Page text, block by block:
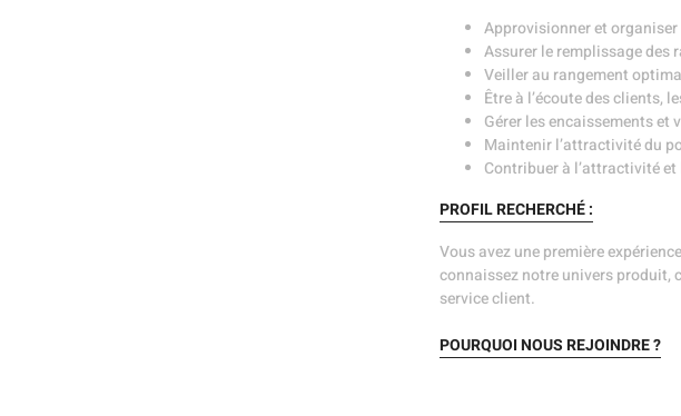
Approvisionner et
Assurer le remplissage des
Veiller au rangement
Être à l’écoute des clients,
Gérer les encaissements et
Maintenir l’attractivité du
Contribuer à l’attractivité
PROFIL RECHERCHÉ :
Vous avez une première
connaissez notre univers produit,
service client.
POURQUOI NOUS REJOINDRE ?